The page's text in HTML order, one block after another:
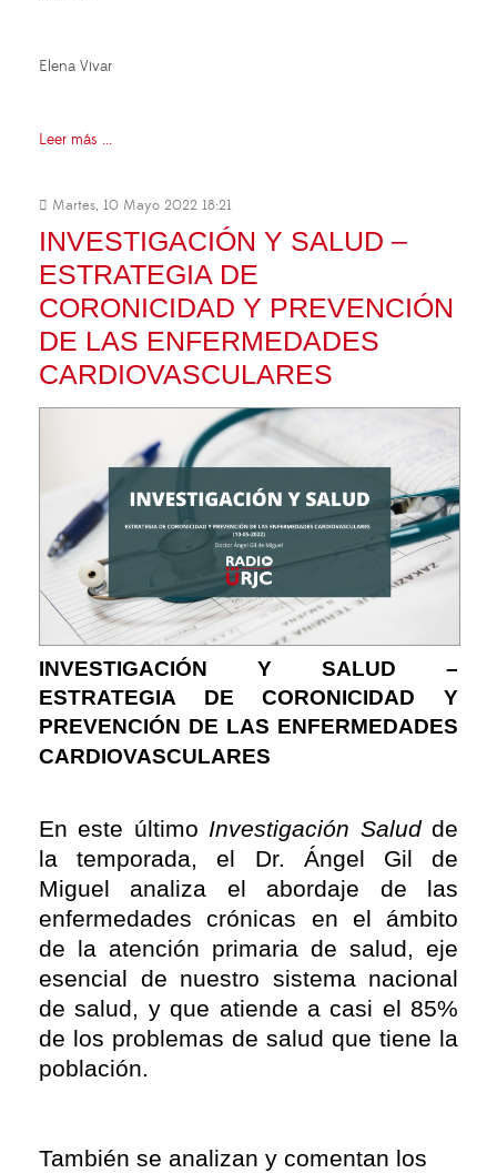
Elena Vivar
Leer más ...
Martes, 10 Mayo 2022 18:21
INVESTIGACIÓN Y SALUD –
ESTRATEGIA DE
CORONICIDAD Y PREVENCIÓN
DE LAS ENFERMEDADES
CARDIOVASCULARES
INVESTIGACIÓN Y SALUD –
ESTRATEGIA DE CORONICIDAD Y
PREVENCIÓN DE LAS ENFERMEDADES
CARDIOVASCULARES
En este último Investigación Saludde
la temporada, el Dr. Ángel Gil de
Miguel analiza el abordaje de las
enfermedades crónicas en el ámbito
de la atención primaria de salud, eje
esencial de nuestro sistema nacional
de salud, y que atiende a casi el 85%
de los problemas de salud que tiene la
población.
También se analizan y comentan los